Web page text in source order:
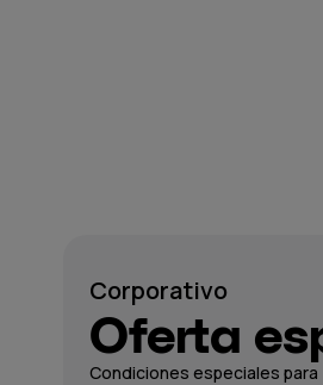
Corporativo
Oferta
Condiciones especiales para